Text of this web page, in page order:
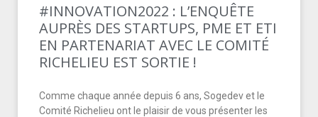
#INNOVATION2022 : L’ENQUÊTE
AUPRÈS DES STARTUPS, PME ET ETI
EN PARTENARIAT AVEC LE COMITÉ
RICHELIEU EST SORTIE !
Comme chaque année depuis 6 ans, Sogedev et le
Comité Richelieu ont le plaisir de vous présenter les